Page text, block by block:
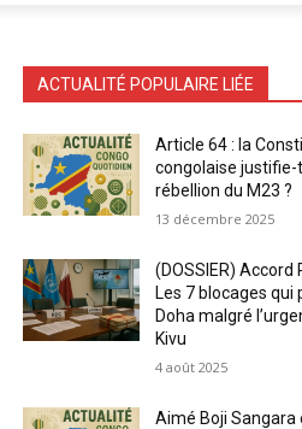
ACTUALITÉ POPULAIRE LIÉE
Article 64 : la
congolaise justifie-
rébellion du M23 ?
13 décembre 2025
(DOSSIER) Accord
Les 7 blocages qui
Doha malgré
Kivu
4 août 2025
Aimé Boji Sangara